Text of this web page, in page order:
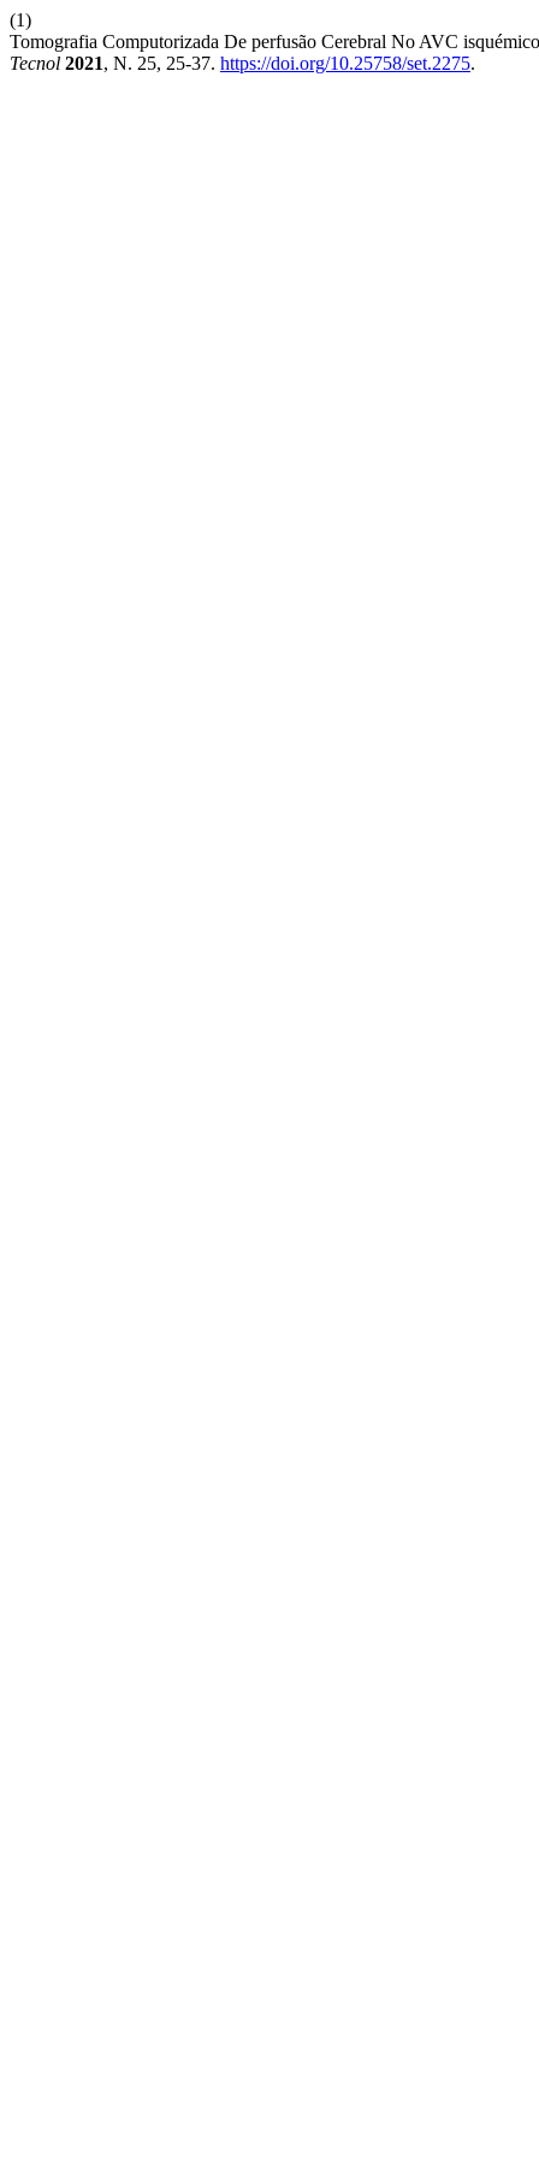
(1)
Tomografia Computorizada De perfusão Cerebral No AVC
Tecnol 2021, N. 25, 25-37. https://doi.org/10.25758/set.2275.